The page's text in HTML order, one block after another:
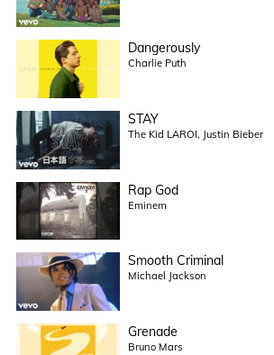
Dangerously
Charlie Puth
STAY
The Kid LAROI, Justin Bieber
Rap God
Eminem
Smooth Criminal
Michael Jackson
Grenade
Bruno Mars